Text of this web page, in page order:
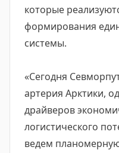
которые
формирования
системы.
«Сегодня
артерия Арктики,
драйверов
логистического
ведем